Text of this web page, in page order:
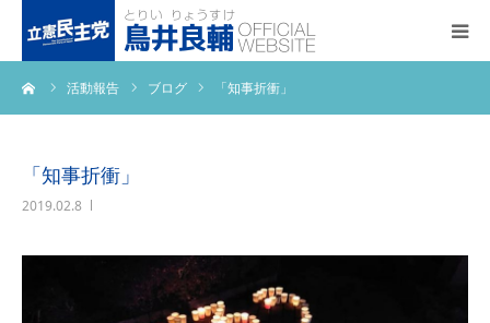
活動報告 ブログ 「知事折衝」
「知事折衝」
2019.02.8
トップページ
プロフィール
事務所アクセス